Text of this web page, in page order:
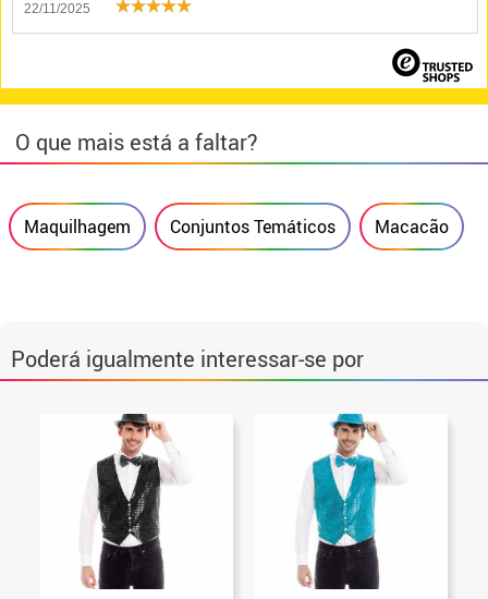
22/11/2025
O que mais está a faltar?
Maquilhagem Conjuntos Temáticos Macacão
Poderá igualmente interessar-se por